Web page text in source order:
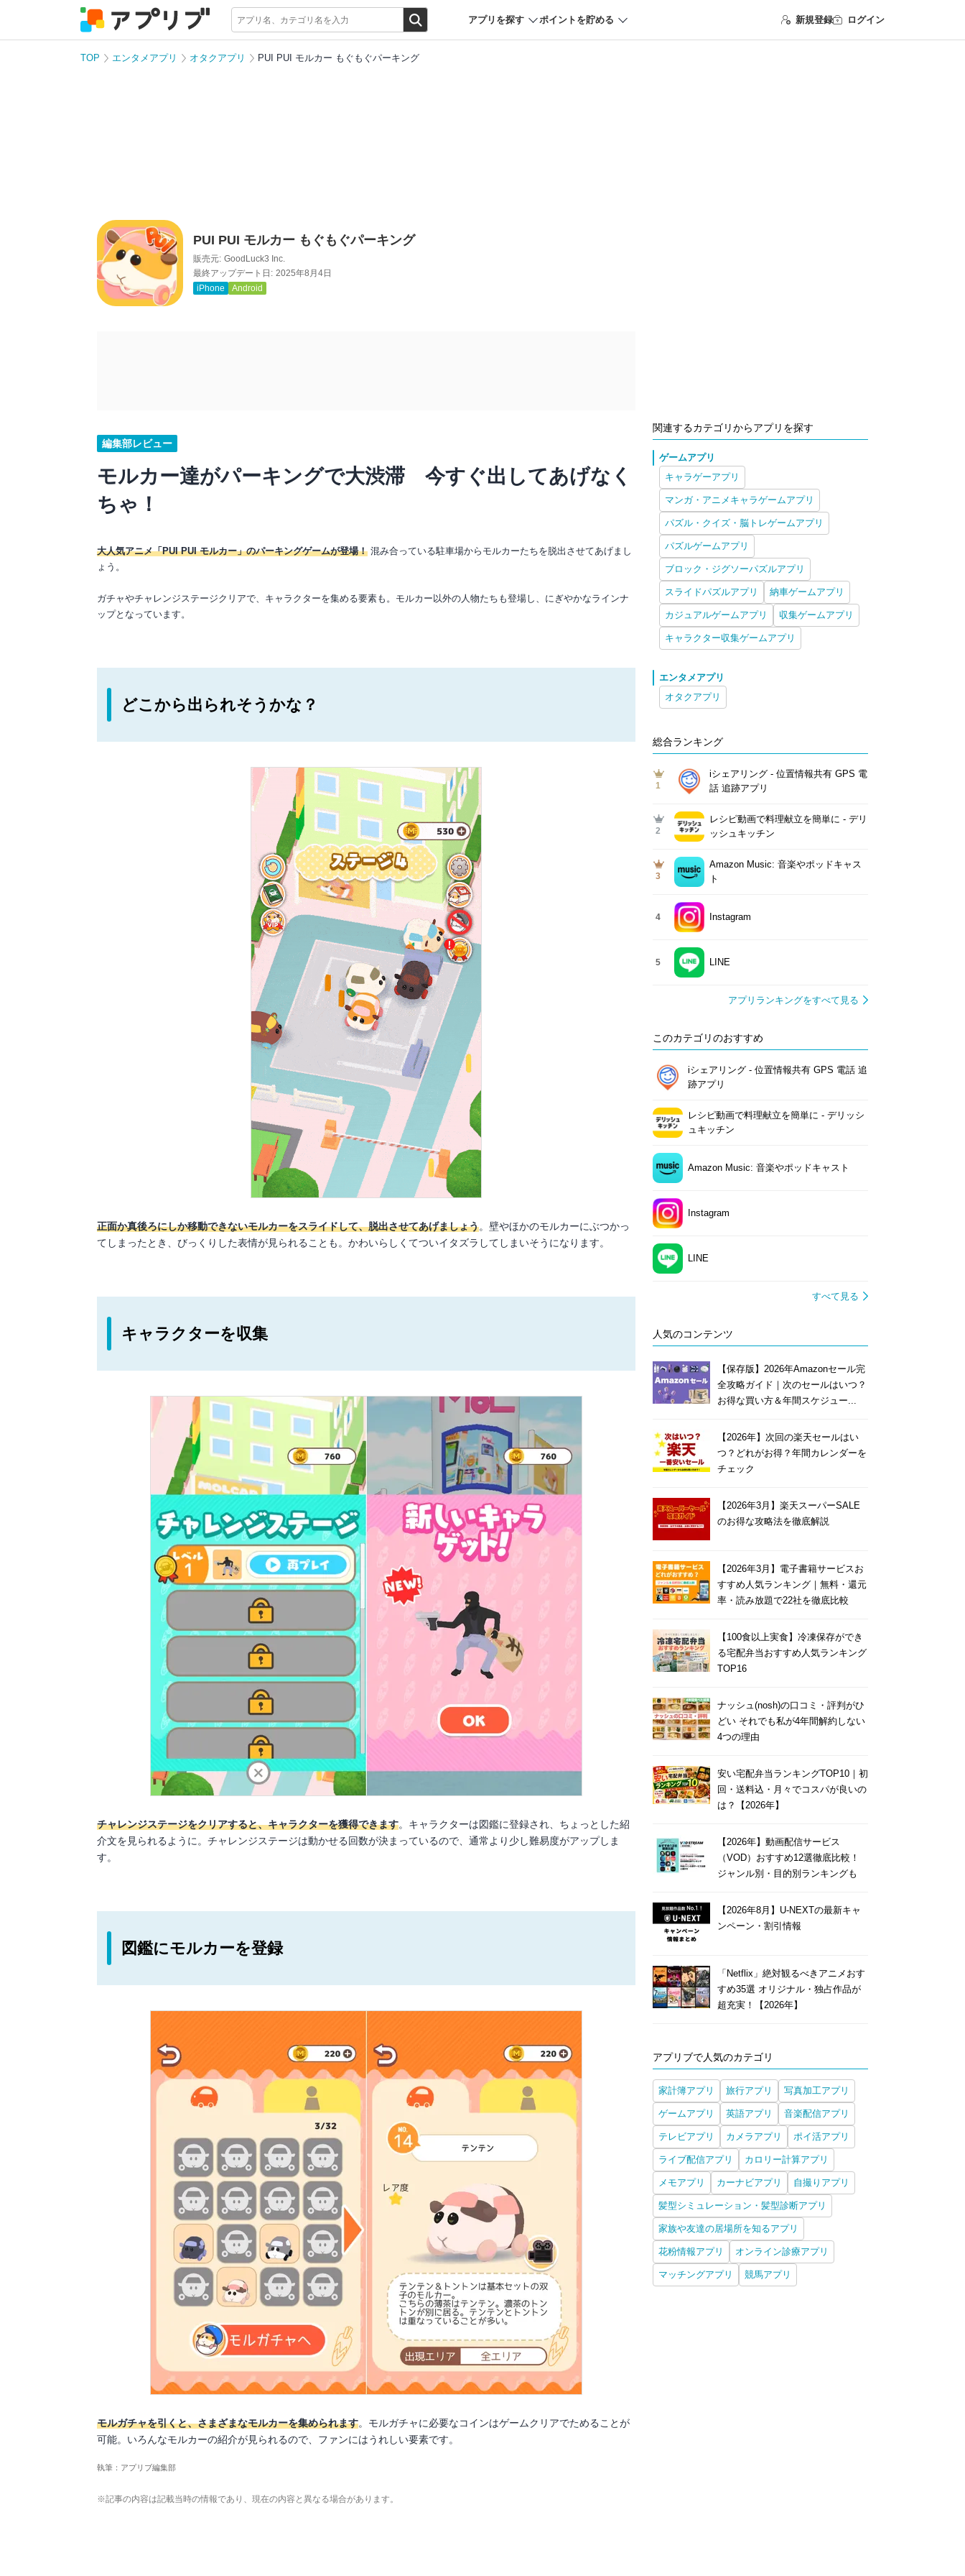
アプリを探す ポイントを貯める 新規登録 ログイン
TOP エンタメアプリ オタクアプリ PUI PUI モルカー もぐもぐパーキング
PUI PUI モルカー もぐもぐパーキング
販売元: GoodLuck3 Inc.
最終アップデート日: 2025年8月4日
iPhone
Android
編集部レビュー
モルカー達がパーキングで大渋滞 今すぐ出してあげなく
ちゃ！
大人気アニメ「PUI PUI モルカー」のパーキングゲームが登場！ 混み合っている駐車場からモルカーたちを脱出させてあげまし
ょう。
ガチャやチャレンジステージクリアで、キャラクターを集める要素も。モルカー以外の人物たちも登場し、にぎやかなラインナ
ップとなっています。
どこから出られそうかな？
正面か真後ろにしか移動できないモルカーをスライドして、脱出させてあげましょう。壁やほかのモルカーにぶつかっ
てしまったとき、びっくりした表情が見られることも。かわいらしくてついイタズラしてしまいそうになります。
キャラクターを収集
チャレンジステージをクリアすると、キャラクターを獲得できます。キャラクターは図鑑に登録され、ちょっとした紹
介文を見られるように。チャレンジステージは動かせる回数が決まっているので、通常より少し難易度がアップしま
す。
図鑑にモルカーを登録
モルガチャを引くと、さまざまなモルカーを集められます。モルガチャに必要なコインはゲームクリアでためることが
可能。いろんなモルカーの紹介が見られるので、ファンにはうれしい要素です。
執筆：アプリブ編集部
※記事の内容は記載当時の情報であり、現在の内容と異なる場合があります。
関連するカテゴリからアプリを探す
ゲームアプリ
キャラゲーアプリ
マンガ・アニメキャラゲームアプリ
パズル・クイズ・脳トレゲームアプリ
パズルゲームアプリ
ブロック・ジグソーパズルアプリ
スライドパズルアプリ 納車ゲームアプリ
カジュアルゲームアプリ 収集ゲームアプリ
キャラクター収集ゲームアプリ
エンタメアプリ
オタクアプリ
総合ランキング
1
iシェアリング - 位置情報共有 GPS 電
話 追跡アプリ
2
レシピ動画で料理献立を簡単‪に - デリ
ッシュキッチン
3
Amazon Music: 音楽やポッドキャス
ト
4 Instagram
5 LINE
アプリランキングをすべて見る
このカテゴリのおすすめ
iシェアリング - 位置情報共有 GPS 電話 追
跡アプリ
レシピ動画で料理献立を簡単‪に - デリッシ
ュキッチン
Amazon Music: 音楽やポッドキャスト
Instagram
LINE
すべて見る
人気のコンテンツ
【保存版】2026年Amazonセール完
全攻略ガイド｜次のセールはいつ？
お得な買い方＆年間スケジュー...
【2026年】次回の楽天セールはい
つ？どれがお得？年間カレンダーを
チェック
【2026年3月】楽天スーパーSALE
のお得な攻略法を徹底解説
【2026年3月】電子書籍サービスお
すすめ人気ランキング｜無料・還元
率・読み放題で22社を徹底比較
【100食以上実食】冷凍保存ができ
る宅配弁当おすすめ人気ランキング
TOP16
ナッシュ(nosh)の口コミ・評判がひ
どい それでも私が4年間解約しない
4つの理由
安い宅配弁当ランキングTOP10｜初
回・送料込・月々でコスパが良いの
は？【2026年】
【2026年】動画配信サービス
（VOD）おすすめ12選徹底比較！
ジャンル別・目的別ランキングも
【2026年8月】U-NEXTの最新キャ
ンペーン・割引情報
「Netflix」絶対観るべきアニメおす
すめ35選 オリジナル・独占作品が
超充実！【2026年】
アプリブで人気のカテゴリ
家計簿アプリ 旅行アプリ 写真加工アプリ
ゲームアプリ 英語アプリ 音楽配信アプリ
テレビアプリ カメラアプリ ポイ活アプリ
ライブ配信アプリ カロリー計算アプリ
メモアプリ カーナビアプリ 自撮りアプリ
髪型シミュレーション・髪型診断アプリ
家族や友達の居場所を知るアプリ
花粉情報アプリ オンライン診療アプリ
マッチングアプリ 競馬アプリ